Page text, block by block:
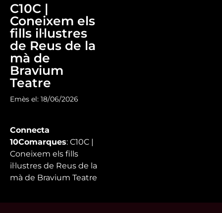
C10C |
Coneixem els
fills il·lustres
de Reus de la
mà de
Bravium
Teatre
Emès el: 18/06/2026
Connecta
10Comarques: C10C |
Coneixem els fills
il·lustres de Reus de la
mà de Bravium Teatre